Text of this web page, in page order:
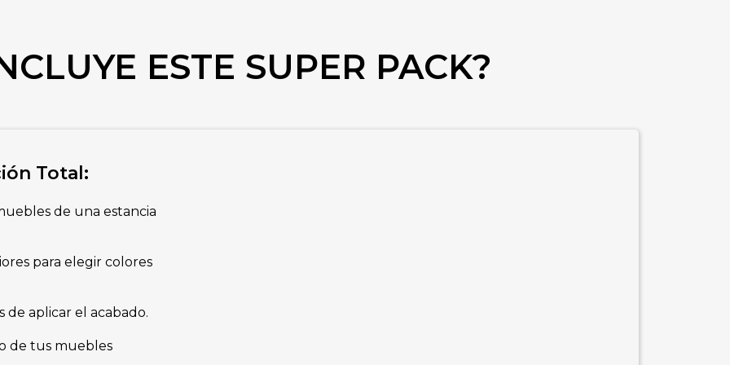
ESTE SUPER PACK?
Total:
de una estancia
para elegir colores
de aplicar el acabado.
de tus muebles